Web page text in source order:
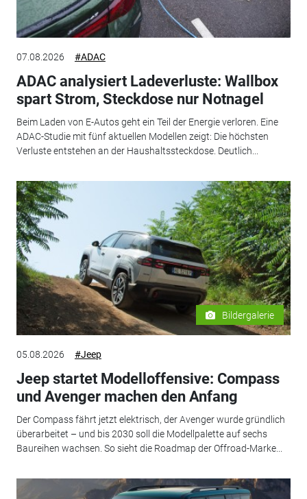
07.08.2026 #ADAC
ADAC analysiert Ladeverluste: Wallbox
spart Strom, Steckdose nur Notnagel
Beim Laden von E-Autos geht ein Teil der Energie verloren. Eine
ADAC-Studie mit fünf aktuellen Modellen zeigt: Die höchsten
Verluste entstehen an der Haushaltssteckdose. Deutlich...
Bildergalerie
05.08.2026 #Jeep
Jeep startet Modelloffensive: Compass
und Avenger machen den Anfang
Der Compass fährt jetzt elektrisch, der Avenger wurde gründlich
überarbeitet – und bis 2030 soll die Modellpalette auf sechs
Baureihen wachsen. So sieht die Roadmap der Offroad-Marke...